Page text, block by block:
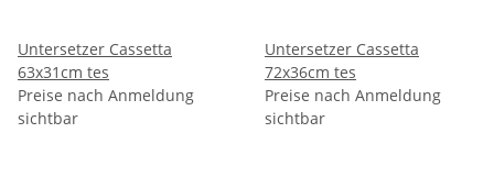
Untersetzer Cassetta
63x31cm tes
Preise nach Anmeldung
sichtbar
Untersetzer Cassetta
72x36cm tes
Preise nach Anmeldung
sichtbar